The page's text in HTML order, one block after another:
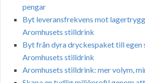
pengar
Byt leveransfrekvens mot
Aromhusets stilldrink
Byt från dyra dryckespaket till egen
Aromhusets stilldrink
Aromhusets stilldrink: mer volym,